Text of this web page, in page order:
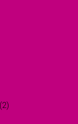
(2)